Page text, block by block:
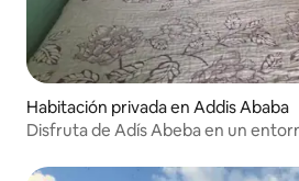
Habitación privada en Addis Ababa
Disfruta de Adís Abeba en un